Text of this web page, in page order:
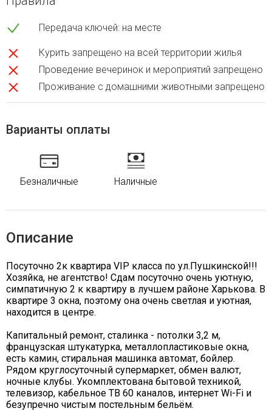
Передача ключей: на месте
Курить запрещено на всей территории жилья
Проведение вечеринок и мероприятий запрещено
Проживание с домашними животными запрещено
Варианты оплаты
Безналичные Наличные
Описание
Посуточно 2к квартира VIP класса по ул.Пушкинской!!!
Хозяйка, не агентство! Сдам посуточно очень уютную,
симпатичную 2 к квартиру в лучшем районе Харькова. В
квартире 3 окна, поэтому она очень светлая и уютная,
находится в центре.
Капитальный ремонт, сталинка - потолки 3,2 м,
французская штукатурка, металлопластиковые окна,
есть камин, стиральная машинка автомат, бойлер.
Рядом круглосуточный супермаркет, обмен валют,
ночные клубы. Укомплектована бытовой техникой,
телевизор, кабельное ТВ 60 каналов, интернет Wi-Fi и
безупречно чистым постельным бельём.